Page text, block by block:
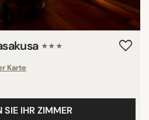
★★★
Karte
SIE IHR ZIMMER